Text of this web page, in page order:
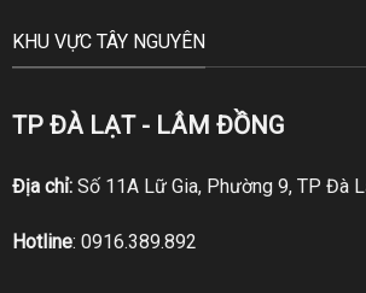
KHU VỰC TÂY NGUYÊN
TP ĐÀ LẠT - LÂM ĐỒNG
Địa chỉ:Số 11A Lữ Gia, Phường 9, TP Đà
Hotline: 0916.389.892